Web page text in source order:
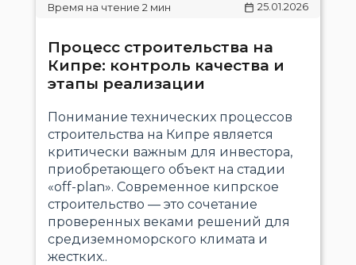
25.01.2026
Процесс строительства на
Кипре: контроль качества и
этапы реализации
Понимание технических процессов
строительства на Кипре является
критически важным для инвестора,
приобретающего объект на стадии
«off-plan». Современное кипрское
строительство — это сочетание
проверенных веками решений для
средиземноморского климата и
жестких..